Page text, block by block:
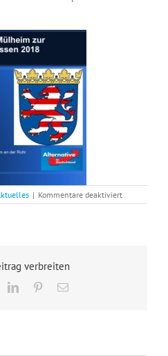
| Kommentare deaktiviertfür
Wahlparty
verbreiten
LinkedInPinterest
E-